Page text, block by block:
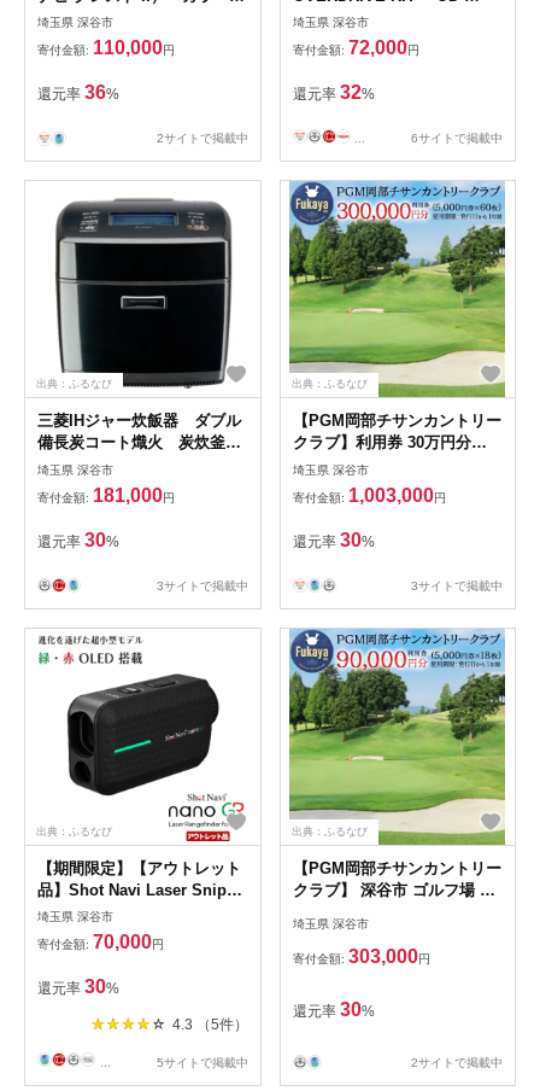
ホワイト（White）＞
【11218-0679】
埼玉県 深谷市
寄付金額: 110,000円
還元率 36%
2サイトで掲載中
K1（OD-KIT）」 【11218-
埼玉県 深谷市
寄付金額: 72,000円
還元率 32%
6サイトで掲載中
出典：ふるなび
三菱IHジャー炊飯器 ダブル
備長炭コート熾火 炭炊釜
NJ-VP10H-B＜カラー：黒曜
＞ 【11218-0977】
埼玉県 深谷市
寄付金額: 181,000円
還元率 30%
3サイトで掲載中
出典：ふるなび
【PGM岡部チサンカントリー
クラブ】利用券 30万円分
［5,000円券×60枚］ 埼玉県
深谷市 首都圏 近場 関東地
方 【11218-1004】
埼玉県 深谷市
寄付金額: 1,003,000円
還元率 30%
3サイトで掲載中
出典：ふるなび
【期間限定】【アウトレット
品】Shot Navi Laser Sniper
nano GR（ショットナビ レ
ーザースナイパー ナノ GR）
＜カラー：ブラック＞
【11218-0868】
埼玉県 深谷市
寄付金額: 70,000円
還元率 30%
4.3 （5件）
5サイトで掲載中
出典：ふるなび
【PGM岡部チサンカントリー
クラブ】 深谷市 ゴルフ場 利
枚］ 埼玉県 深谷市 首都圏 近
場 関東地方 【11218-
埼玉県 深谷市
寄付金額: 303,000円
還元率 30%
2サイトで掲載中